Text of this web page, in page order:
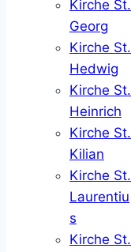
Kirche St.
Georg
Kirche St.
Hedwig
Kirche St.
Heinrich
Kirche St.
Kilian
Kirche St.
Laurentiu
s
Kirche St.